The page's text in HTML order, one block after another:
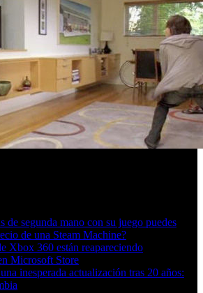
de segunda mano con su juego puedes
de una Steam Machine?
Xbox 360 están reapareciendo
Microsoft Store
inesperada actualización tras 20 años: